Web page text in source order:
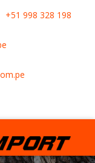
+51 998 328 198